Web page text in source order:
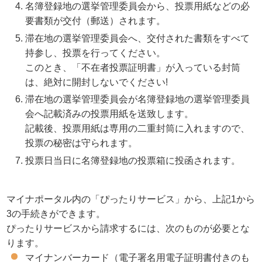
名簿登録地の選挙管理委員会から、投票用紙などの必
要書類が交付（郵送）されます。
滞在地の選挙管理委員会へ、交付された書類をすべて
持参し、投票を行ってください。
このとき、「不在者投票証明書」が入っている封筒
は、絶対に開封しないでください!
滞在地の選挙管理委員会が名簿登録地の選挙管理委員
会へ記載済みの投票用紙を送致します。
記載後、投票用紙は専用の二重封筒に入れますので、
投票の秘密は守られます。
投票日当日に名簿登録地の投票箱に投函されます。
マイナポータル内の「ぴったりサービス」から、上記1から
3の手続きができます。
ぴったりサービスから請求するには、次のものが必要とな
ります。
マイナンバーカード（電子署名用電子証明書付きのも